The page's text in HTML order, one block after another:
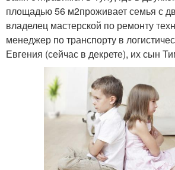
площадью 56 м2проживает семья с
владелец мастерской по ремонту
менеджер по транспорту в
Евгения (сейчас в декрете), их сын